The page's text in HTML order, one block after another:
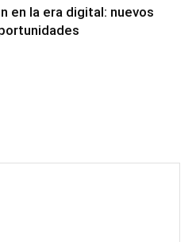
en la era digital: nuevos